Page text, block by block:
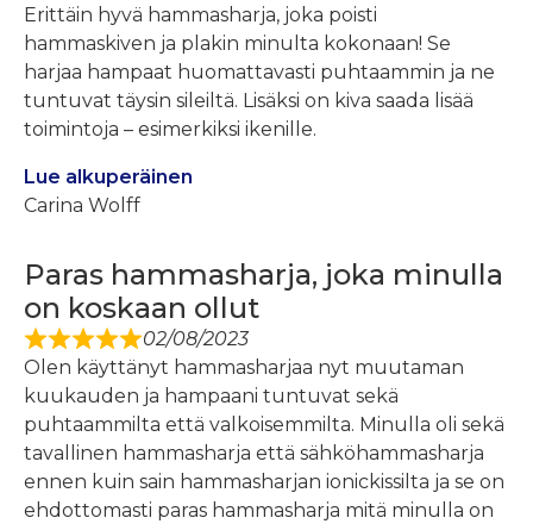
Erittäin hyvä hammasharja, joka poisti
hammaskiven ja plakin minulta kokonaan! Se
harjaa hampaat huomattavasti puhtaammin ja ne
tuntuvat täysin sileiltä. Lisäksi on kiva saada lisää
toimintoja – esimerkiksi ikenille.
Lue alkuperäinen
Carina Wolff
Paras hammasharja, joka minulla
on koskaan ollut
02/08/2023
Olen käyttänyt hammasharjaa nyt muutaman
kuukauden ja hampaani tuntuvat sekä
puhtaammilta että valkoisemmilta. Minulla oli sekä
tavallinen hammasharja että sähköhammasharja
ennen kuin sain hammasharjan ionickissilta ja se on
ehdottomasti paras hammasharja mitä minulla on